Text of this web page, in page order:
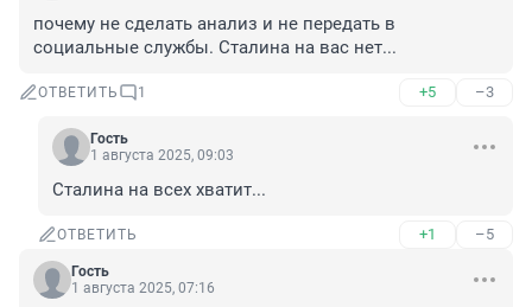
почему не сделать анализ и не передать в
социальные службы. Сталина на вас нет...
ОТВЕТИТЬ 1 +5 –3
Гость
1 августа 2025, 09:03
Сталина на всех хватит...
ОТВЕТИТЬ +1 –5
Гость
1 августа 2025, 07:16